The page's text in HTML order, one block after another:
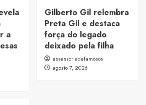
a
Gilberto Gil relembra
Preta Gil e destaca
força do legado
deixado pela filha
assessoriadefamosos
agosto 7, 2026